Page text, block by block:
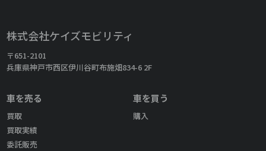
株式会社ケイズモビリティ
〒651-2101
兵庫県神戸市西区伊川谷町布施畑834-6 2F
車を売る
買取
買取実績
委託販売
車を買う
購入